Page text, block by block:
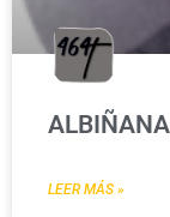
LEER MÁS »